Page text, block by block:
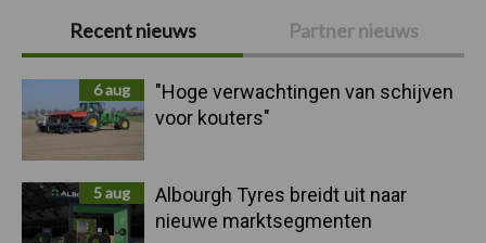
Primaire
Sidebar
Recent nieuws Partner nieuws
6 aug
"Hoge verwachtingen van schijven
voor kouters"
5 aug
Albourgh Tyres breidt uit naar
nieuwe marktsegmenten